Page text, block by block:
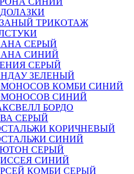
ТРИКОТАЖ
СЕРЫЙ
СИНИЙ
СЕРЫЙ
ЗЕЛЕНЫЙ
КОМБИ СИНИЙ
СИНИЙ
БОРДО
СЕРЫЙ
КОРИЧНЕВЫЙ
СИНИЙ
СЕРЫЙ
СИНИЙ
КОМБИ СЕРЫЙ